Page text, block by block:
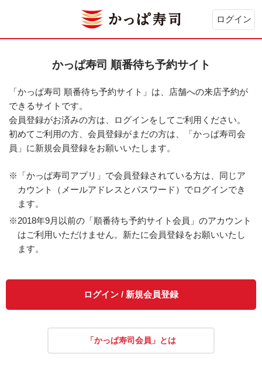
ログイン
かっぱ寿司 順番待ち予約サイト
「かっぱ寿司 順番待ち予約サイト」は、店舗への来店予約が
できるサイトです。
会員登録がお済みの方は、ログインをしてご利用ください。
初めてご利用の方、会員登録がまだの方は、「かっぱ寿司会
員」に新規会員登録をお願いいたします。
※「かっぱ寿司アプリ」で会員登録されている方は、同じア
カウント（メールアドレスとパスワード）でログインでき
ます。
※2018年9月以前の「順番待ち予約サイト会員」のアカウント
はご利用いただけません。新たに会員登録をお願いいたし
ます。
ログイン / 新規会員登録
「かっぱ寿司会員」とは